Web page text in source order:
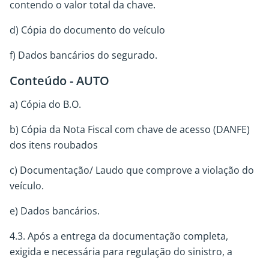
contendo o valor total da chave.
d) Cópia do documento do veículo
f) Dados bancários do segurado.
Conteúdo - AUTO
a) Cópia do B.O.
b) Cópia da Nota Fiscal com chave de acesso (DANFE)
dos itens roubados
c) Documentação/ Laudo que comprove a violação do
veículo.
e) Dados bancários.
4.3. Após a entrega da documentação completa,
exigida e necessária para regulação do sinistro, a